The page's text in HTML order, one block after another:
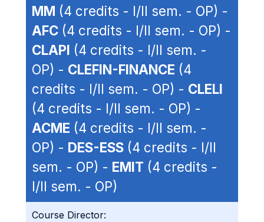
MM (4 credits - I/II sem. - OP) -
AFC (4 credits - I/II sem. - OP) -
CLAPI (4 credits - I/II sem. -
OP) - CLEFIN-FINANCE (4
credits - I/II sem. - OP) - CLELI
(4 credits - I/II sem. - OP) -
ACME (4 credits - I/II sem. -
OP) - DES-ESS (4 credits - I/II
sem. - OP) - EMIT (4 credits -
I/II sem. - OP)
Course Director: